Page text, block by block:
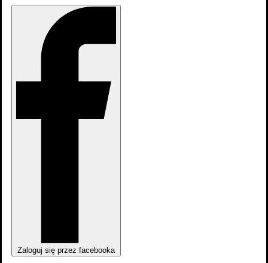
Zaloguj się przez facebooka